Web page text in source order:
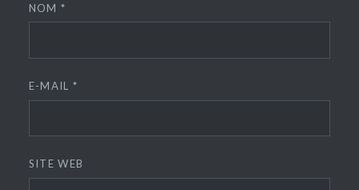
NOM*
E-MAIL *
SITE WEB